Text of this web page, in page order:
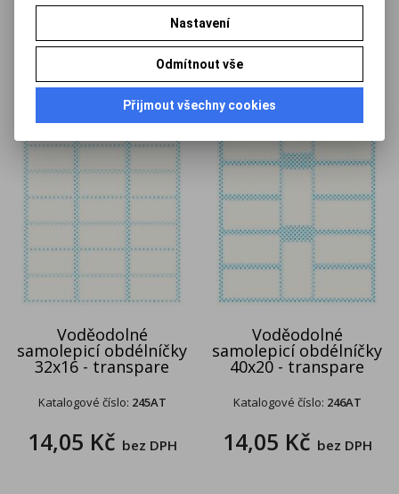
Voděodolné
samolepicí obdélníčky
32x16 - transpare
Katalogové číslo: 245AT
14,05 Kč bez DPH
Voděodolné
samolepicí obdélníčky
40x20 - transpare
Katalogové číslo: 246AT
14,05 Kč bez DPH
Nastavení
Odmítnout vše
Přijmout všechny cookies